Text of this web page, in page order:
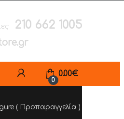
210 662 1005
0
0.00€
( Προπαραγγελία )